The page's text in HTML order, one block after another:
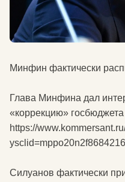
Минфин фактически
Глава Минфина дал
«коррекцию»
https://
Силуанов фактически